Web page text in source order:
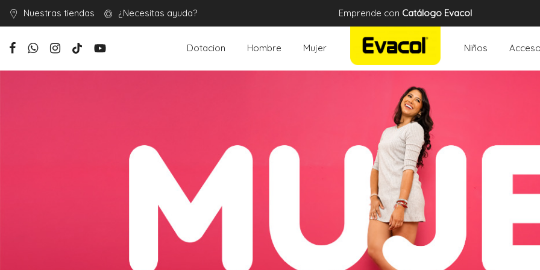
Nuestras tiendas ¿Necesitas ayuda? Emprende con Catálogo Evacol
Dotacion Hombre Mujer Niños